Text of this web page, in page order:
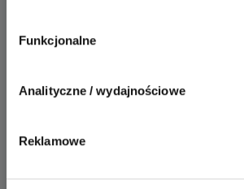
Funkcjonalne
Analityczne / wydajnościowe
Reklamowe